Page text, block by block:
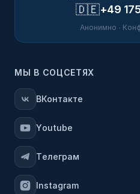
🇩🇪+49
Анонимно ·
МЫ В СОЦСЕТЯХ
ВКонтакте
Youtube
Телеграм
Instagram